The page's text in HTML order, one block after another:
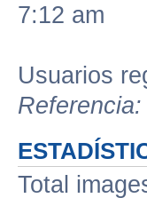
7:12 am
Usuarios
Total